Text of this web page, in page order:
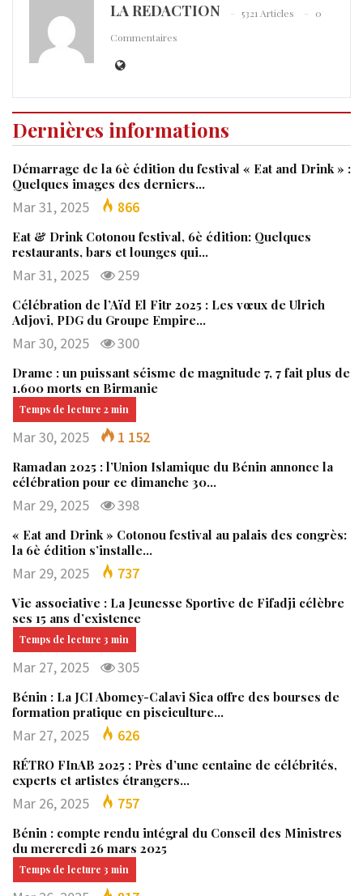
LA REDACTION 5321 Articles
0
Commentaires
Dernières informations
Démarrage de la 6è édition du festival « Eat and Drink » :
Quelques images des derniers…
Mar 31, 2025 866
Eat & Drink Cotonou festival, 6è édition: Quelques
restaurants, bars et lounges qui…
Mar 31, 2025 259
Célébration de l’Aïd El Fitr 2025 : Les vœux de Ulrich
Adjovi, PDG du Groupe Empire…
Mar 30, 2025 300
Drame : un puissant séisme de magnitude 7, 7 fait plus de
1.600 morts en Birmanie
Mar 30, 2025 1 152
Ramadan 2025 : l’Union Islamique du Bénin annonce la
célébration pour ce dimanche 30…
Mar 29, 2025 398
« Eat and Drink » Cotonou festival au palais des congrès:
la 6è édition s’installe…
Mar 29, 2025 737
Vie associative : La Jeunesse Sportive de Fifadji célèbre
ses 15 ans d’existence
Mar 27, 2025 305
Bénin : La JCI Abomey-Calavi Sica offre des bourses de
formation pratique en pisciculture…
Mar 27, 2025 626
RÉTRO FInAB 2025 : Près d’une centaine de célébrités,
experts et artistes étrangers…
Mar 26, 2025 757
Bénin : compte rendu intégral du Conseil des Ministres
du mercredi 26 mars 2025